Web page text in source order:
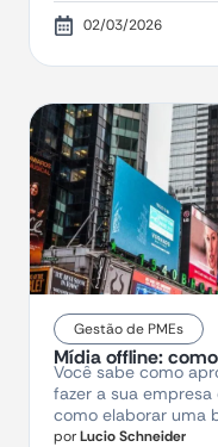
02/03/2026
Gestão de PMEs
Mídia offline:
Você sabe como
fazer a sua
como elaborar uma
porLucio Schneider